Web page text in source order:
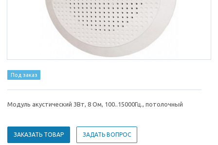
Под заказ
Модуль акустический 3Вт, 8 Ом, 100..15000Гц., потолочный
ЗАКАЗАТЬ ТОВАР ЗАДАТЬ ВОПРОС